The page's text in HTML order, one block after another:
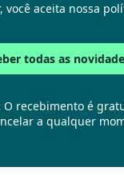
você aceita nossa
O recebimento é
a qualquer